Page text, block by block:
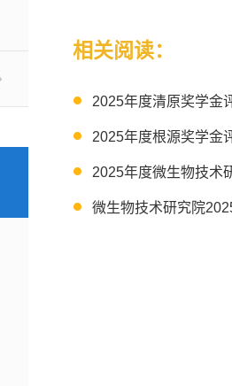
相关阅读：
2025年度清原奖学金
2025年度根源奖学金
微生物技术研究院